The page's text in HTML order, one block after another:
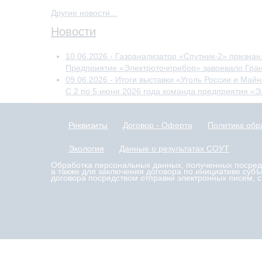
Другие новости...
Новости
10.06.2026 - Газоанализатор «Спутник-2»
Предприятие «Электроточприбор» завоевало
09.06.2026 - Итоги выставки «Уголь России и
С 2 по 5 июня 2026 года команда предприятия
Реквизиты Договор - Оферта Политика
Экология
Данные о результатах СОУТ
Обработка персональных данных, полученных
а также для заключения договора по инициативе
договора посредством отправки электронных